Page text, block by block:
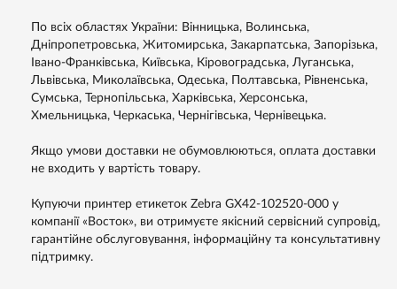
По всіх областях України: Вінницька, Волинська,
Дніпропетровська, Житомирська, Закарпатська, Запорізька,
Івано-Франківська, Київська, Кіровоградська, Луганська,
Львівська, Миколаївська, Одеська, Полтавська, Рівненська,
Сумська, Тернопільська, Харківська, Херсонська,
Хмельницька, Черкаська, Чернігівська, Чернівецька.
Якщо умови доставки не обумовлюються, оплата доставки
не входить у вартість товару.
Купуючи принтер етикеток Zebra GX42-102520-000 у
компанії «Восток», ви отримуєте якісний сервісний супровід,
гарантійне обслуговування, інформаційну та консультативну
підтримку.